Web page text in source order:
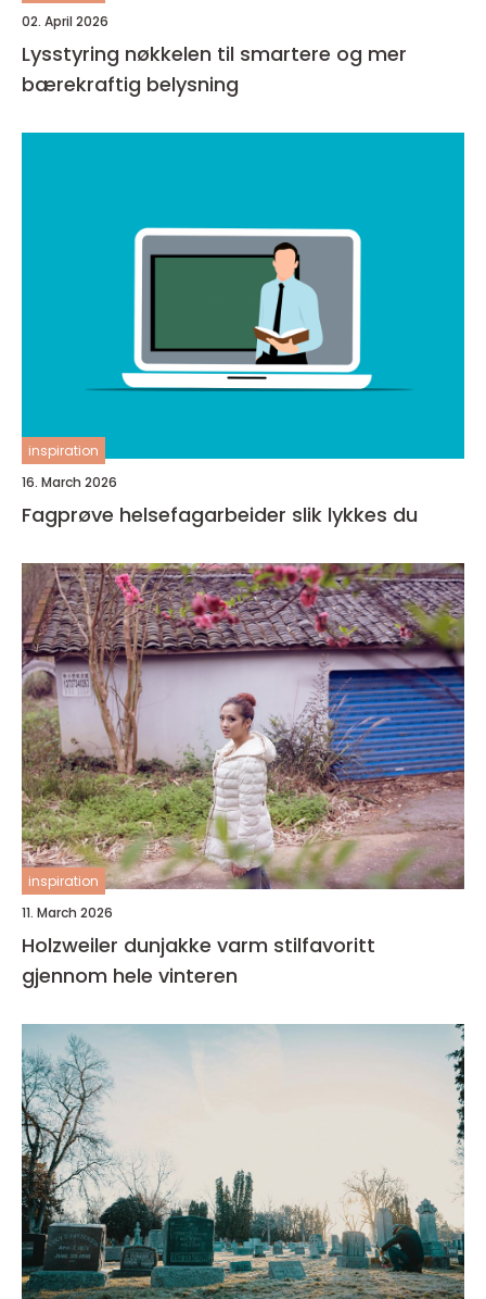
02. April 2026
Lysstyring nøkkelen til smartere og mer
bærekraftig belysning
inspiration
16. March 2026
Fagprøve helsefagarbeider slik lykkes du
inspiration
11. March 2026
Holzweiler dunjakke varm stilfavoritt
gjennom hele vinteren